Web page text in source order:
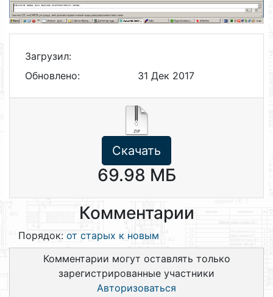
Загрузил:
Обновлено:
31 Дек 2017
Скачать
69.98 МБ
Комментарии
Порядок: от старых к новым
Комментарии могут оставлять только
зарегистрированные участники
Авторизоваться